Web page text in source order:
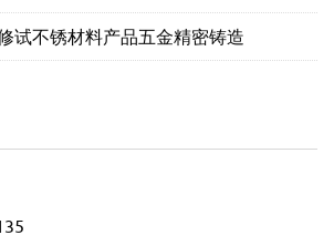
试不锈材料产品五金精密铸造